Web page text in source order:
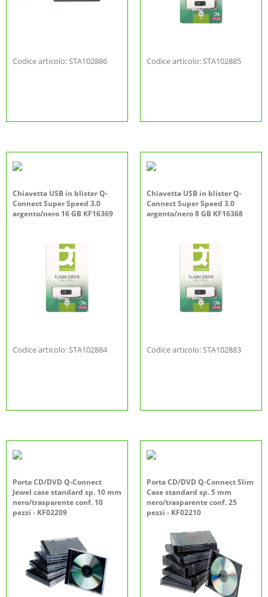
Codice articolo: STA102886 Codice articolo: STA102885
Chiavetta USB in blister Q-
Connect Super Speed 3.0
argento/nero 16 GB KF16369
Codice articolo: STA102884
Chiavetta USB in blister Q-
Connect Super Speed 3.0
argento/nero 8 GB KF16368
Codice articolo: STA102883
Porta CD/DVD Q-Connect
Jewel case standard sp. 10 mm
nero/trasparente conf. 10
pezzi - KF02209
Porta CD/DVD Q-Connect Slim
Case standard sp. 5 mm
nero/trasparente conf. 25
pezzi - KF02210